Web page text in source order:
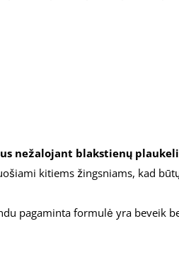
nežalojant blakstienų
kitiems žingsniams, kad
pagaminta formulė yra beveik